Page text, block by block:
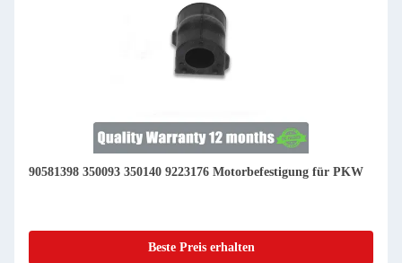
90581398 350093 350140 9223176 Motorbefestigung für PKW
Beste Preis erhalten